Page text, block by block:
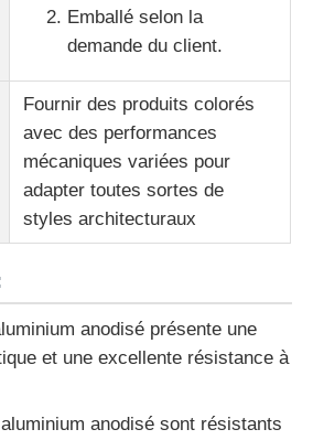
en aluminium
aluminium
de l'aluminium
profilés en aluminium
à battants
Emballé selon la
demande du client.
Fournir des produits colorés
avec des performances
mécaniques variées pour
adapter toutes sortes de
styles architecturaux
anodisé présente une
et une excellente résistance à
anodisé sont résistants